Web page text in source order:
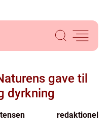
gave til
dyrkning
redaktionel